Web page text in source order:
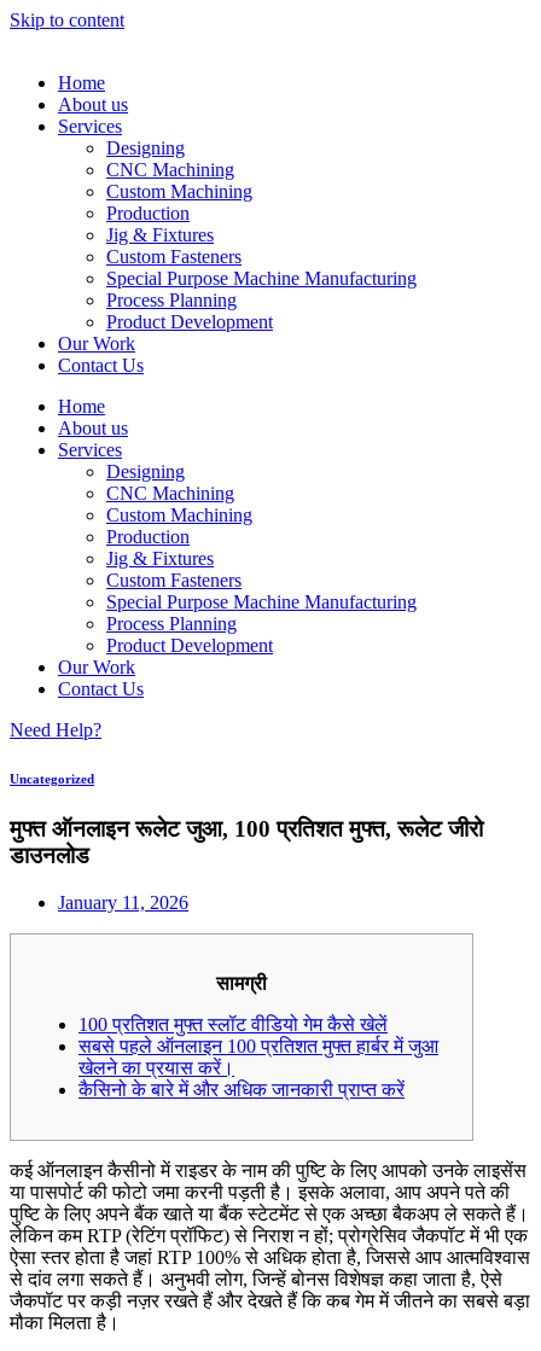
Skip to content
Home
About us
Services
Designing
CNC Machining
Custom Machining
Production
Jig & Fixtures
Custom Fasteners
Special Purpose Machine Manufacturing
Process Planning
Product Development
Our Work
Contact Us
Home
About us
Services
Designing
CNC Machining
Custom Machining
Production
Jig & Fixtures
Custom Fasteners
Special Purpose Machine Manufacturing
Process Planning
Product Development
Our Work
Contact Us
Need Help?
Uncategorized
मुफ्त ऑनलाइन रूलेट जुआ, 100 प्रतिशत मुफ्त, रूलेट जीरो
डाउनलोड
January 11, 2026
सामग्री
100 प्रतिशत मुफ्त स्लॉट वीडियो गेम कैसे खेलें
सबसे पहले ऑनलाइन 100 प्रतिशत मुफ्त हार्बर में जुआ
खेलने का प्रयास करें।
कैसिनो के बारे में और अधिक जानकारी प्राप्त करें
कई ऑनलाइन कैसीनो में राइडर के नाम की पुष्टि के लिए आपको उनके लाइसेंस
या पासपोर्ट की फोटो जमा करनी पड़ती है। इसके अलावा, आप अपने पते की
पुष्टि के लिए अपने बैंक खाते या बैंक स्टेटमेंट से एक अच्छा बैकअप ले सकते हैं।
लेकिन कम RTP (रेटिंग प्रॉफिट) से निराश न हों; प्रोग्रेसिव जैकपॉट में भी एक
ऐसा स्तर होता है जहां RTP 100% से अधिक होता है, जिससे आप आत्मविश्वास
से दांव लगा सकते हैं। अनुभवी लोग, जिन्हें बोनस विशेषज्ञ कहा जाता है, ऐसे
जैकपॉट पर कड़ी नज़र रखते हैं और देखते हैं कि कब गेम में जीतने का सबसे बड़ा
मौका मिलता है।